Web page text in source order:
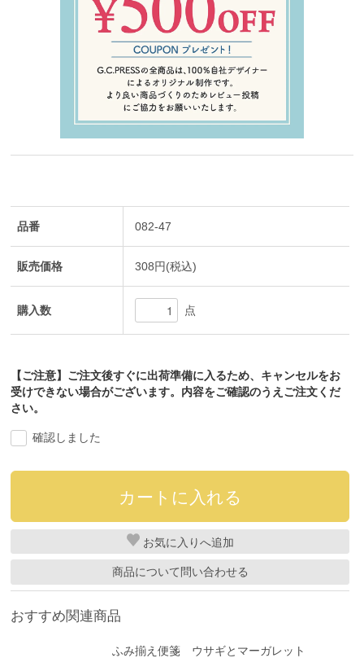
品番 082-47
販売価格 308円(税込)
購入数 点
【ご注意】ご注文後すぐに出荷準備に入るため、キャンセルをお
受けできない場合がございます。内容をご確認のうえご注文くだ
さい。
確認しました
お気に入り
商品について問い合わせる
おすすめ関連商品
ふみ揃え便箋 ウサギとマーガレット